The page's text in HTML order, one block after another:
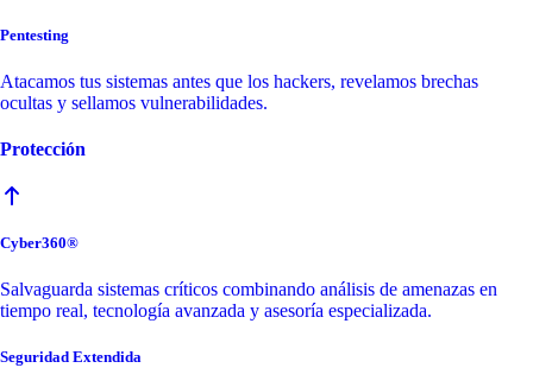
Pentesting
Atacamos tus sistemas antes que los hackers, revelamos brechas
ocultas y sellamos vulnerabilidades.
Protección
Cyber360®
Salvaguarda sistemas críticos combinando análisis de amenazas en
tiempo real, tecnología avanzada y asesoría especializada.
Seguridad Extendida